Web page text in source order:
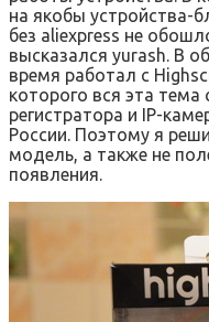
на якобы устройства-
без aliexpress не
высказался yurash. В
время работал с
которого вся эта
регистратора и IP-
России. Поэтому я
модель, а также не
появления.